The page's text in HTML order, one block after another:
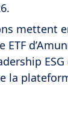
mettent
ETF
la